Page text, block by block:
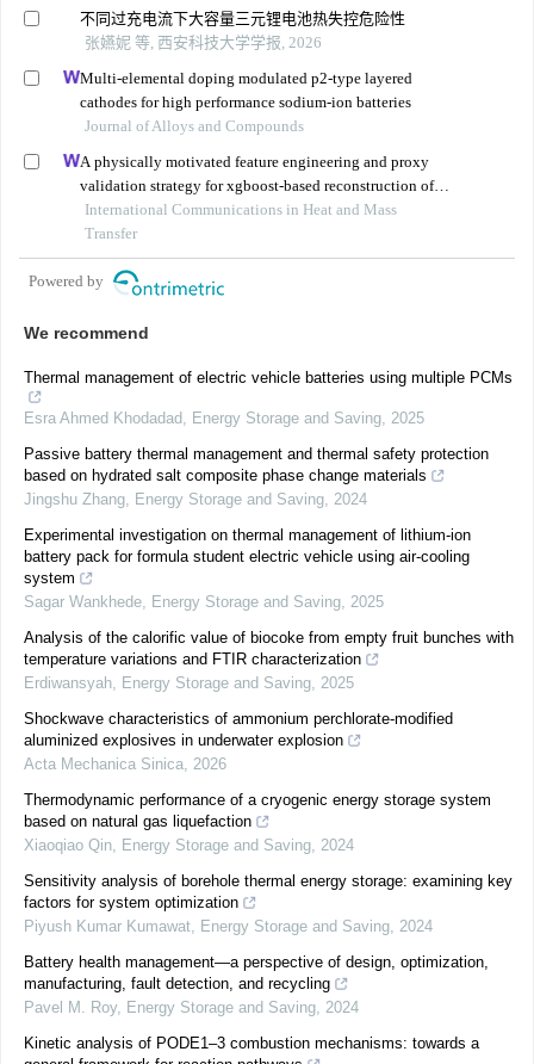
不同过充电流下大容量三元锂电池热失控危险性
张嬿妮 等, 西安科技大学学报, 2026
Multi-elemental doping modulated p2-type layered
cathodes for high performance sodium-ion batteries
Journal of Alloys and Compounds
A physically motivated feature engineering and proxy
validation strategy for xgboost-based reconstruction of
thermal conductivity in supercritical hydrocarbon fluids
International Communications in Heat and Mass
Transfer
Powered by
We recommend
Thermal management of electric vehicle batteries using multiple PCMs
Esra Ahmed Khodadad Energy Storage and Saving 2025
Passive battery thermal management and thermal safety protection
based on hydrated salt composite phase change materials
Jingshu Zhang
Energy Storage and Saving 2024
Experimental investigation on thermal management of lithium-ion
battery pack for formula student electric vehicle using air-cooling
system
Sagar Wankhede
Energy Storage and Saving 2025
Analysis of the calorific value of biocoke from empty fruit bunches with
temperature variations and FTIR characterization
Erdiwansyah
Energy Storage and Saving 2025
Shockwave characteristics of ammonium perchlorate-modified
aluminized explosives in underwater explosion
Acta Mechanica Sinica 2026
Thermodynamic performance of a cryogenic energy storage system
based on natural gas liquefaction
Xiaoqiao Qin
Energy Storage and Saving 2024
Sensitivity analysis of borehole thermal energy storage: examining key
factors for system optimization
Piyush Kumar Kumawat
Energy Storage and Saving 2024
Battery health management—a perspective of design, optimization,
manufacturing, fault detection, and recycling
Pavel M. Roy, Energy Storage and Saving 2024
Kinetic analysis of PODE1–3 combustion mechanisms: towards a